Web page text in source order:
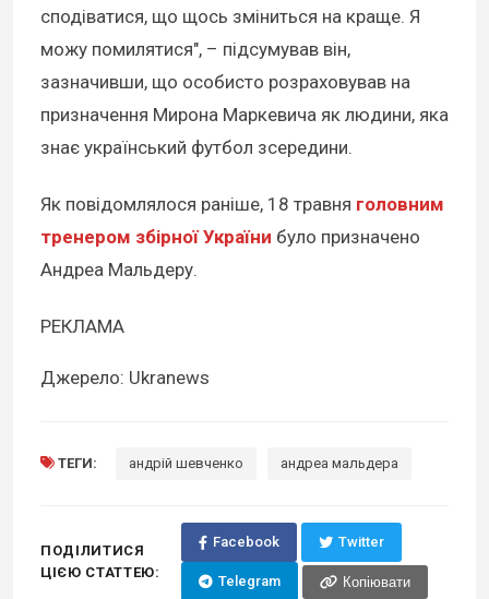
сподіватися, що щось зміниться на краще. Я
можу помилятися", – підсумував він,
зазначивши, що особисто розраховував на
призначення Мирона Маркевича як людини, яка
знає український футбол зсередини.
Як повідомлялося раніше, 18 травня головним
тренером збірної України було призначено
Андреа Мальдеру.
РЕКЛАМА
Джерело: Ukranews
ТЕГИ: андрій шевченко андреа мальдера
ПОДІЛИТИСЯ
ЦІЄЮ СТАТТЕЮ:
Facebook Twitter
Telegram Копіювати